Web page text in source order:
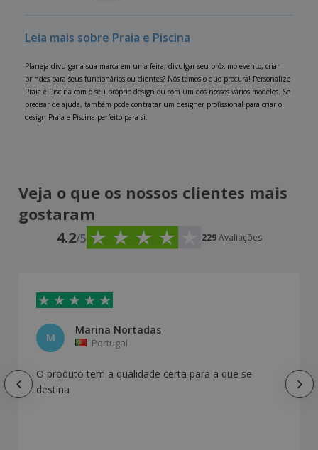
Leia mais sobre Praia e Piscina
Planeja divulgar a sua marca em uma feira, divulgar seu próximo evento, criar
brindes para seus funcionários ou clientes? Nós temos o que procura! Personalize
Praia e Piscina com o seu próprio design ou com um dos nossos vários modelos. Se
precisar de ajuda, também pode contratar um designer profissional para criar o
design Praia e Piscina perfeito para si.
Veja o que os nossos clientes mais
gostaram
4.2/5 229 Avaliações
M
Marina Nortadas
Portugal
O produto tem a qualidade certa para a que se
destina